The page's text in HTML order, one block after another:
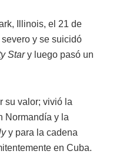
Illinois, el 21 de
y se suicidó
Stary luego pasó un
su valor; vivió la
Normandía y la
y para la cadena
en Cuba.